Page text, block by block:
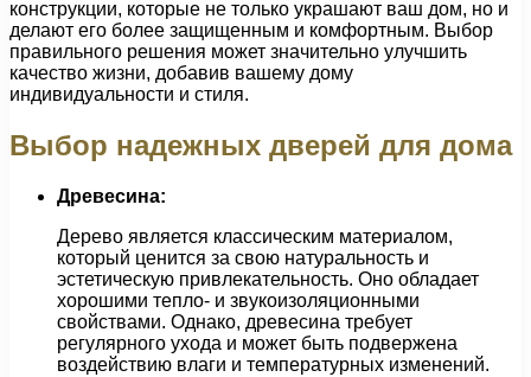
конструкции, которые не только украшают ваш дом, но и
делают его более защищенным и комфортным. Выбор
правильного решения может значительно улучшить
качество жизни, добавив вашему дому
индивидуальности и стиля.
Выбор надежных дверей для дома
Древесина:
Дерево является классическим материалом,
который ценится за свою натуральность и
эстетическую привлекательность. Оно обладает
хорошими тепло- и звукоизоляционными
свойствами. Однако, древесина требует
регулярного ухода и может быть подвержена
воздействию влаги и температурных изменений.